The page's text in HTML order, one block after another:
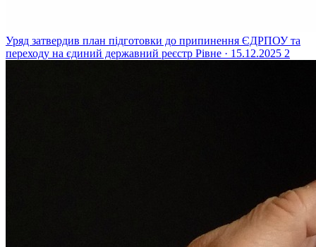
Уряд затвердив план підготовки до припинення ЄДРПОУ та
переходу на єдиний державний реєстр Рівне · 15.12.2025 2